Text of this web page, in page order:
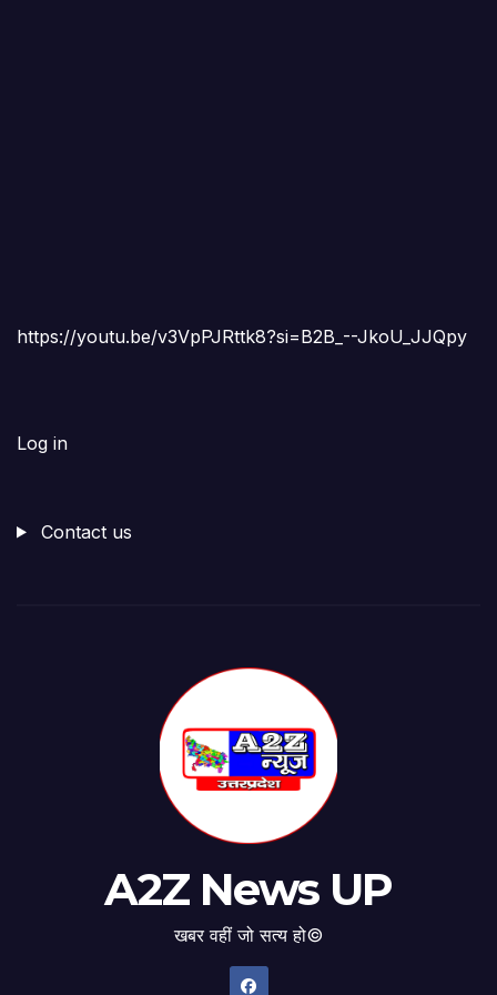
https://youtu.be/v3VpPJRttk8?si=B2B_--JkoU_JJQpy
Log in
Contact us
A2Z News UP
खबर वहीं जो सत्य हो©